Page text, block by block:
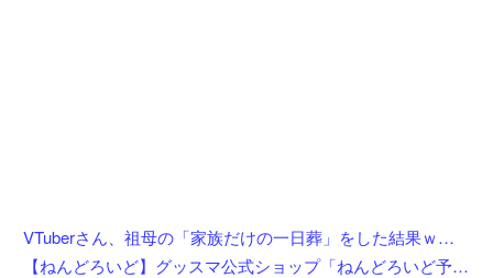
VTuberさん、祖母の「家族だけの一日葬」をした結果ｗｗｗｗｗｗｗ
【ねんどろいど】グッスマ公式ショップ「ねんどろいど予約キャンペーン（2026年8月分）」【8月1日開始】